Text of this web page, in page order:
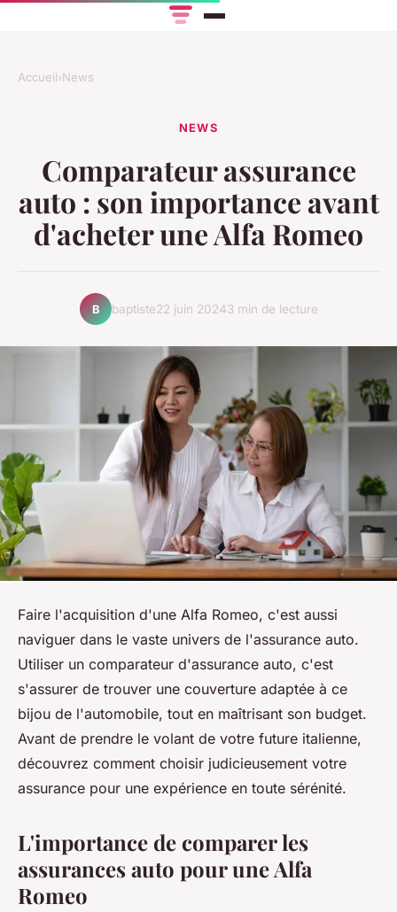
Accueil›News
NEWS
Comparateur assurance
auto : son importance avant
d'acheter une Alfa Romeo
B baptiste22 juin 20243 min de lecture
Faire l'acquisition d'une Alfa Romeo, c'est aussi
naviguer dans le vaste univers de l'assurance auto.
Utiliser un comparateur d'assurance auto, c'est
s'assurer de trouver une couverture adaptée à ce
bijou de l'automobile, tout en maîtrisant son budget.
Avant de prendre le volant de votre future italienne,
découvrez comment choisir judicieusement votre
assurance pour une expérience en toute sérénité.
L'importance de comparer les
assurances auto pour une Alfa
Romeo